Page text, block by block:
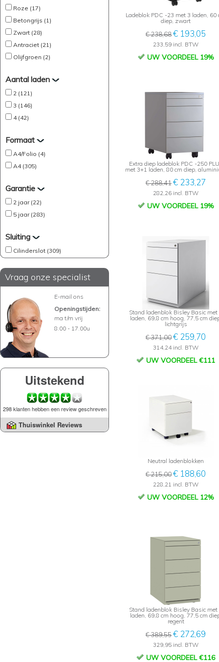
Roze (17)
Betongrijs (1)
Zwart (28)
Antraciet (21)
Olijfgroen (2)
Aantal laden
2 (121)
3 (146)
4 (42)
Formaat
A4/Folio (4)
A4 (305)
Garantie
2 jaar (22)
5 jaar (283)
Sluiting
Cilinderslot (309)
Vraag onze specialist
E-mail ons
Openingstijden:
ma t/m vrij
8.00 - 17.00u
Uitstekend
298 klanten hebben een review geschreven
Thuiswinkel Reviews
Ladeblok PDC -23 met 3 laden, 60
diep, zwart
€ 238,68€ 193,05
233,59 incl. BTW
UW VOORDEEL 19%
Extra diep ladeblok PDC -250
met 3+1 laden, 80 cm diep,
€ 288,41€ 233,27
282,26 incl. BTW
UW VOORDEEL 19%
Stand ladenblok Bisley Basic met
laden, 69,8 cm hoog, 77,5 cm
lichtgrijs
€ 371,00€ 259,70
314,24 incl. BTW
UW VOORDEEL €111
Neutral ladenblokken
€ 215,00€ 188,60
228,21 incl. BTW
UW VOORDEEL 12%
Stand ladenblok Bisley Basic met
laden, 69,8 cm hoog, 77,5 cm
regent
€ 389,55€ 272,69
329,95 incl. BTW
UW VOORDEEL €116